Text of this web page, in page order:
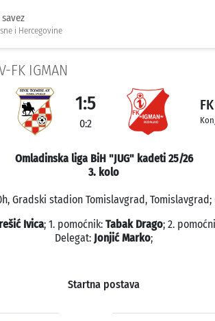
i Hercegovine
FK IGMAN
1:5
0:2
Omladinska liga BiH "JUG" kadeti 25/26
3. kolo
Gradski stadion Tomislavgrad, Tomislavgrad;
Ivica; 1. pomoćnik: Tabak Drago; 2.
Delegat: Jonjić Marko;
Startna postava